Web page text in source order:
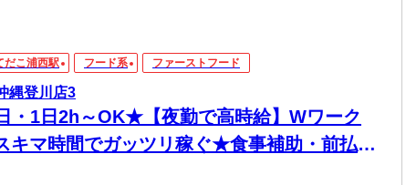
だこ浦西駅 フード系 ファーストフード
縄登川店3
・1日2h～OK★【夜勤で高時給】Wワーク
キマ時間でガッツリ稼ぐ★食事補助・前払い